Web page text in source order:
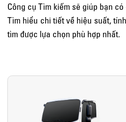
Công cụ Tìm kiếm sẽ giúp bạn
Tìm hiểu chi tiết về hiệu suất,
tìm được lựa chọn phù hợp nhất.